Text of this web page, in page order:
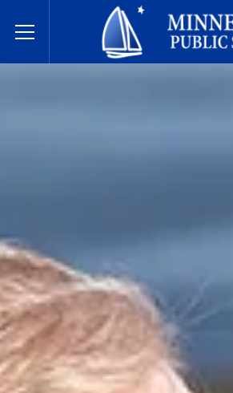
Toggle Menu
明尼通卡公立学校